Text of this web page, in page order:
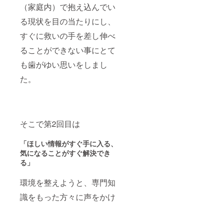
（家庭内）で抱え込んでい
る現状を目の当たりにし、
すぐに救いの手を差し伸べ
ることができない事にとて
も歯がゆい思いをしまし
た。
そこで第2回目は
「ほしい情報がすぐ手に入る、
気になることがすぐ解決でき
る」
環境を整えようと、専門知
識をもった方々に声をかけ